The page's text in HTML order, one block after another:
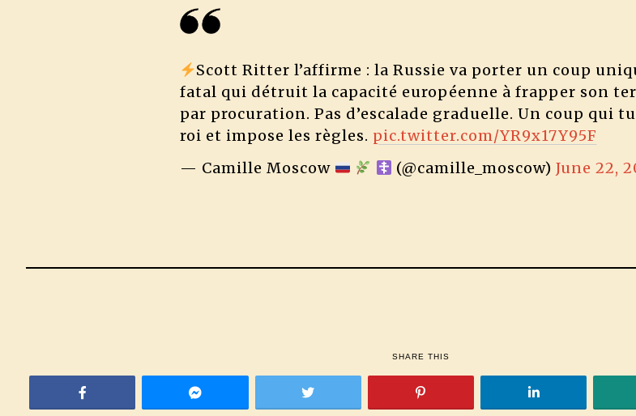
Scott Ritter l’affirme : la Russie va porter un coup
fatal qui détruit la capacité européenne à frapper son
par procuration. Pas d’escalade graduelle. Un coup qui
roi et impose les règles. pic.twitter.com/YR9x17Y95F
— Camille Moscow
(@camille_moscow) June 22,
SHARE THIS